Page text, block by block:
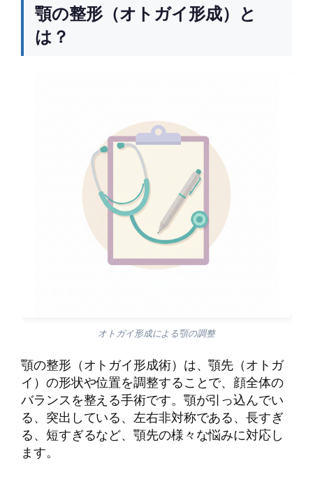
顎の整形（オトガイ形成）と
は？
オトガイ形成による顎の調整
顎の整形（オトガイ形成術）は、顎先（オトガ
イ）の形状や位置を調整することで、顔全体の
バランスを整える手術です。顎が引っ込んでい
る、突出している、左右非対称である、長すぎ
る、短すぎるなど、顎先の様々な悩みに対応し
ます。